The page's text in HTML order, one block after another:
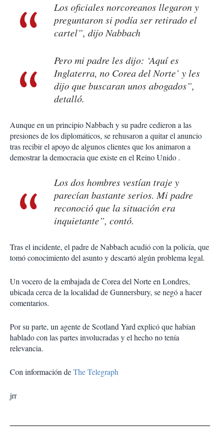
Los oficiales norcoreanos llegaron y
preguntaron si podía ser retirado el
cartel”, dijo Nabbach
Pero mi padre les dijo: ‘Aquí es
Inglaterra, no Corea del Norte’ y les
dijo que buscaran unos abogados”,
detalló.
Aunque en un principio Nabbach y su padre cedieron a las
presiones de los diplomáticos, se rehusaron a quitar el anuncio
tras recibir el apoyo de algunos clientes que los animaron a
demostrar la democracia que existe en el Reino Unido .
Los dos hombres vestían traje y
parecían bastante serios. Mi padre
reconoció que la situación era
inquietante”, contó.
Tras el incidente, el padre de Nabbach acudió con la policía, que
tomó conocimiento del asunto y descartó algún problema legal.
Un vocero de la embajada de Corea del Norte en Londres,
ubicada cerca de la localidad de Gunnersbury, se negó a hacer
comentarios.
Por su parte, un agente de Scotland Yard explicó que habían
hablado con las partes involucradas y el hecho no tenía
relevancia.
Con información deThe Telegraph
jrr